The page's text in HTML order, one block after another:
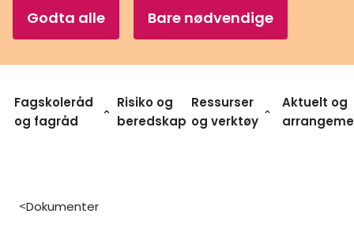
Godta alle Bare nødvendige
Fagskoleråd
og fagråd
Risiko og
beredskap
Ressurser
og verktøy
Aktuelt og
>Dokumenter